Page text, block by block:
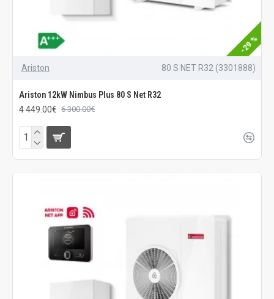
-29 %
Ariston 80 S NET R32 (3301888)
Ariston 12kW Nimbus Plus 80 S Net R32
4 449.00€ 6 300.00€